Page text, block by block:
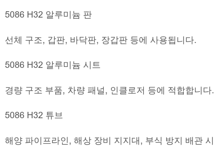
5086 H32 알루미늄 판
선체 구조, 갑판, 바닥판, 장갑판 등에 사용됩니다.
5086 H32 알루미늄 시트
경량 구조 부품, 차량 패널, 인클로저 등에 적합합니다.
5086 H32 튜브
해양 파이프라인, 해상 장비 지지대, 부식 방지 배관 시